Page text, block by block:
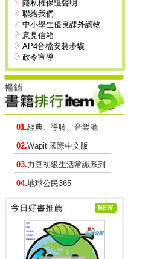
隱私權保護聲明
聯絡我們
中小學生優良課外讀物
意見信箱
AP4音檔安裝步驟
政令宣導
01.經典、導聆、音樂廳
02.Wapiti國際中文版
03.力豆初級生活常識系列
04.地球公民365